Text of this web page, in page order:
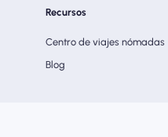
Recursos
Centro de viajes nómadas
Blog